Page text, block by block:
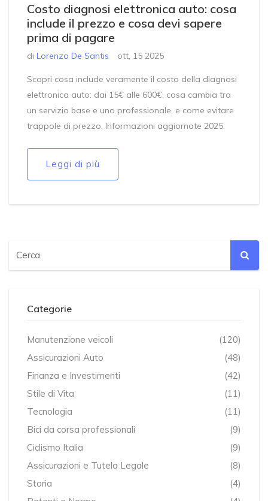
Costo diagnosi elettronica auto: cosa
include il prezzo e cosa devi sapere
prima di pagare
di Lorenzo De Santis ott, 15 2025
Scopri cosa include veramente il costo della diagnosi
elettronica auto: dai 15€ alle 600€, cosa cambia tra
un servizio base e uno professionale, e come evitare
trappole di prezzo. Informazioni aggiornate 2025.
Leggi di più
Categorie
Manutenzione veicoli
(120)
Assicurazioni Auto
(48)
Finanza e Investimenti
(42)
Stile di Vita
(11)
Tecnologia
(11)
Bici da corsa professionali
(9)
Ciclismo Italia
(9)
Assicurazioni e Tutela Legale
(8)
Storia
(4)